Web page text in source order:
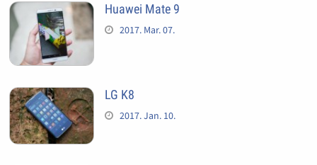
Huawei Mate 9
2017. Mar. 07.
LG K8
2017. Jan. 10.